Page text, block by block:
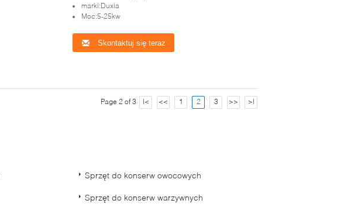
marki:Duxia
Moc:5-25kw
Skontaktuj się teraz
Page 2 of 3 |< << 1 2 3 >> >|
Sprzęt do konserw owocowych
Sprzęt do konserw warzywnych